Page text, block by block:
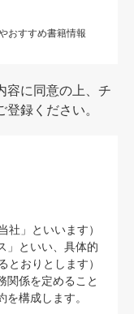
おすすめ書籍情報
容に同意の上、チ
録ください。
」といいます）
」といい、具体的
おりとします）
関係を定めること
構成します。